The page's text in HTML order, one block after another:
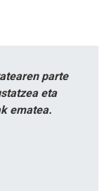
parte
eta
ematea.